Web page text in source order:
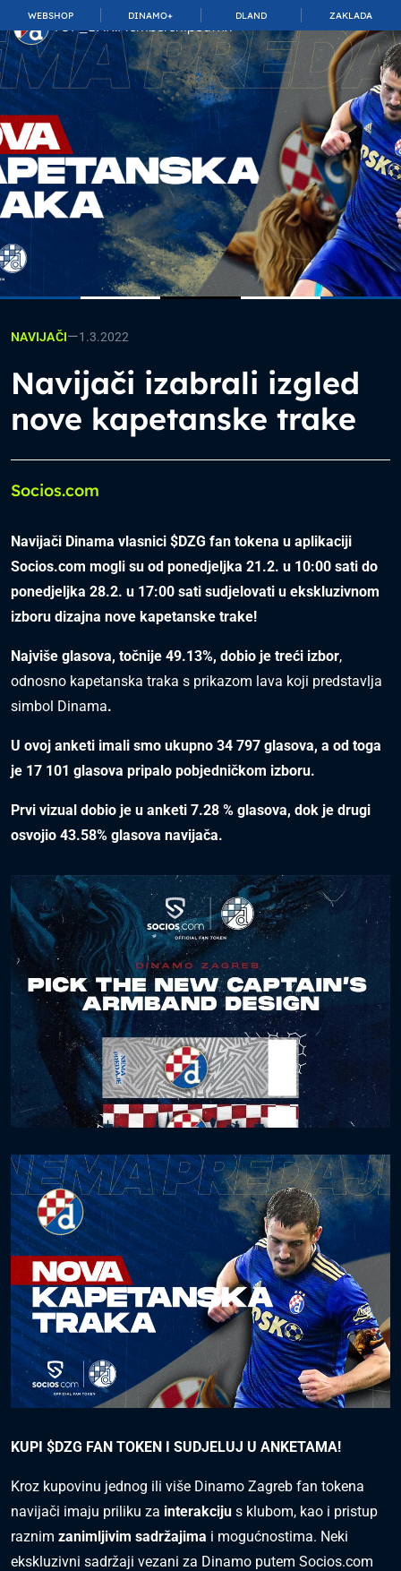
WEBSHOP DINAMO+ DLAND ZAKLADA
TOP_BAR.MembershipSuffix
NAVIJAČI—1.3.2022
Navijači izabrali izgled
nove kapetanske trake
Socios.com
Navijači Dinama vlasnici $DZG fan tokena u aplikaciji
Socios.com mogli su od ponedjeljka 21.2. u 10:00 sati do
ponedjeljka 28.2. u 17:00 sati sudjelovati u ekskluzivnom
izboru dizajna nove kapetanske trake!
Najviše glasova, točnije 49.13%, dobio je treći izbor,
odnosno kapetanska traka s prikazom lava koji predstavlja
simbol Dinama.
U ovoj anketi imali smo ukupno 34 797 glasova, a od toga
je 17 101 glasova pripalo pobjedničkom izboru.
Prvi vizual dobio je u anketi 7.28 % glasova, dok je drugi
osvojio 43.58% glasova navijača.
KUPI $DZG FAN TOKEN I SUDJELUJ U ANKETAMA!
Kroz kupovinu jednog ili više Dinamo Zagreb fan tokena
navijači imaju priliku za interakciju s klubom, kao i pristup
raznim zanimljivim sadržajima i mogućnostima. Neki
ekskluzivni sadržaji vezani za Dinamo putem Socios.com